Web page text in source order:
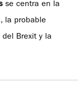
se centra en la
la probable
Brexit y la